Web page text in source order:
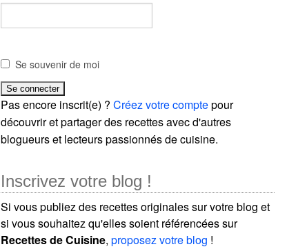
Se souvenir de moi
Pas encore inscrit(e) ?Créez votre comptepour
découvrir et partager des recettes avec d'autres
blogueurs et lecteurs passionnés de cuisine.
Inscrivez votre blog !
Si vous publiez des recettes originales sur votre blog et
si vous souhaitez qu'elles soient référencées sur
Recettes de Cuisine,proposez votre blog !